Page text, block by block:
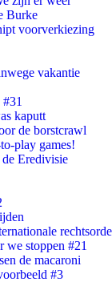
Burke
voorverkiezing
vakantie
kaputt
de borstcrawl
play games!
Eredivisie
rechtsorde
we stoppen #21
de macaroni
#3